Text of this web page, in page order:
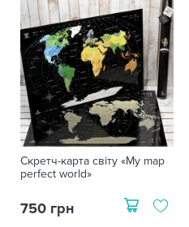
Скретч-карта світу «My map
perfect world»
750 грн